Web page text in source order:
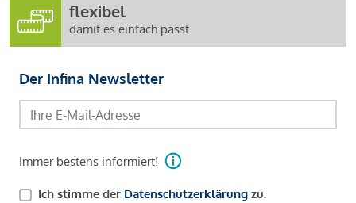
und bietet ideale Rückzugsmöglichkeiten im Freien.
großzügigen Wohn- und Essbereich
komfortables Schlafzimmer
stilvolles Badezimmer
zusätzlichen Wirtschaftsraum
attraktive Freiflächen mit Balkon und Loggia
flexibel
damit es einfach passt
Der Infina Newsletter
Immer bestens informiert!
Ich stimme der Datenschutzerklärung zu.